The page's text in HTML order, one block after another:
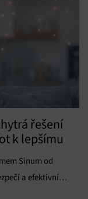
řešení
k lepšímu
Sinum od
a efektivní